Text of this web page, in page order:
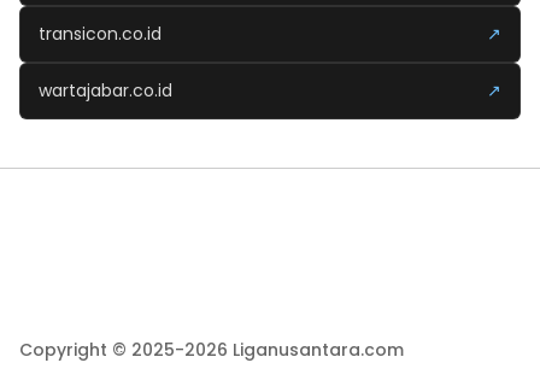
transicon.co.id ↗
wartajabar.co.id ↗
Copyright © 2025-2026 Liganusantara.com